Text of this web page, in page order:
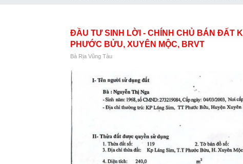
ĐẦU TƯ SINH LỜI - CHÍNH CHỦ BÁN ĐẤT
PHƯỚC BỬU, XUYÊN MỘC, BRVT
Bà Rịa Vũng Tàu